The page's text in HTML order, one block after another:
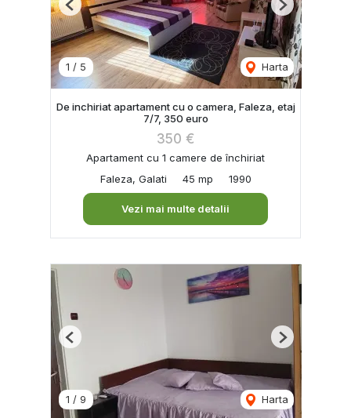
1 / 5 Harta
Previous Next
De inchiriat apartament cu o camera, Faleza, etaj
7/7, 350 euro
350 €
Apartament cu 1 camere de închiriat
Faleza, Galati
45 mp 1990
Vezi mai multe detalii
1 / 9 Harta
Previous Next